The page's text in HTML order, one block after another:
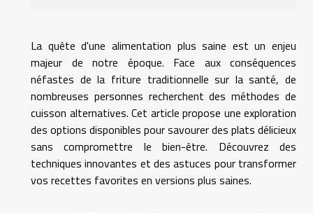
La quête d'une alimentation plus saine est un enjeu
majeur de notre époque. Face aux conséquences
néfastes de la friture traditionnelle sur la santé, de
nombreuses personnes recherchent des méthodes de
cuisson alternatives. Cet article propose une exploration
des options disponibles pour savourer des plats délicieux
sans compromettre le bien-être. Découvrez des
techniques innovantes et des astuces pour transformer
vos recettes favorites en versions plus saines.